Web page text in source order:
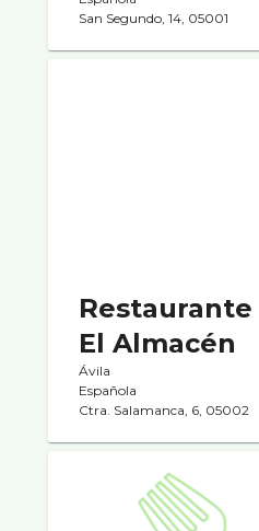
San Segundo, 14, 05001
Restaurante
El Almacén
Ávila
Española
Ctra. Salamanca, 6, 05002